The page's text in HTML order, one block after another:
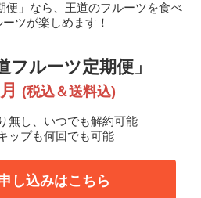
便」なら、王道のフルーツを食べ
ツが楽しめます！
フルーツ定期便」
(税込＆送料込)
無し、いつでも解約可能
ップも何回でも可能
し込みはこちら